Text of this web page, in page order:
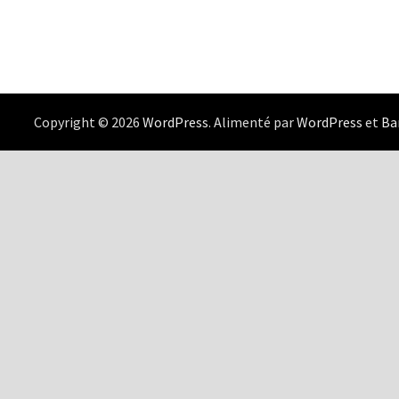
Copyright © 2026WordPress. Alimenté parWordPress et